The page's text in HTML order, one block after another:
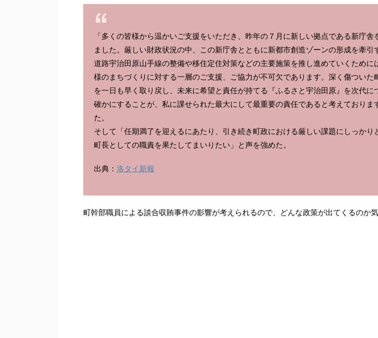
「多くの皆様から温かいご支援をいただき、昨年の７月に新しい拠点である新庁舎
ました。厳しい財政状況の中、この新庁舎とともに新都市創造ゾーンの形成を牽引
道路宇治田原山手線の整備や移住定住対策などの主要施策を推し進めていくために
様のまちづくりに対する一層のご支援、ご協力が不可欠であります。深く傷ついた
を一日も早く取り戻し、未来に希望と責任が持てる『ふるさと宇治田原』を次代に
確かにすることが、私に課せられた最大にして最重要の責任であると考えておりま
た。
そして「任期満了を迎えるにあたり、引き続き町政における厳しい課題にしっかり
町長としての職責を果たしてまいりたい」と声を強めた。
出典： 洛タイ新報
町幹部職員による談合収賄事件の影響が考えられるので、どんな政策が出てくるのか気